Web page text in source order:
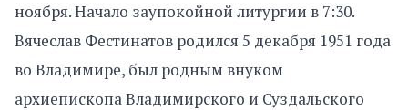
ноября. Начало заупокойной литургии в 7:30.
Вячеслав Фестинатов родился 5 декабря 1951 года
во Владимире, был родным внуком
архиепископа Владимирского и Суздальского